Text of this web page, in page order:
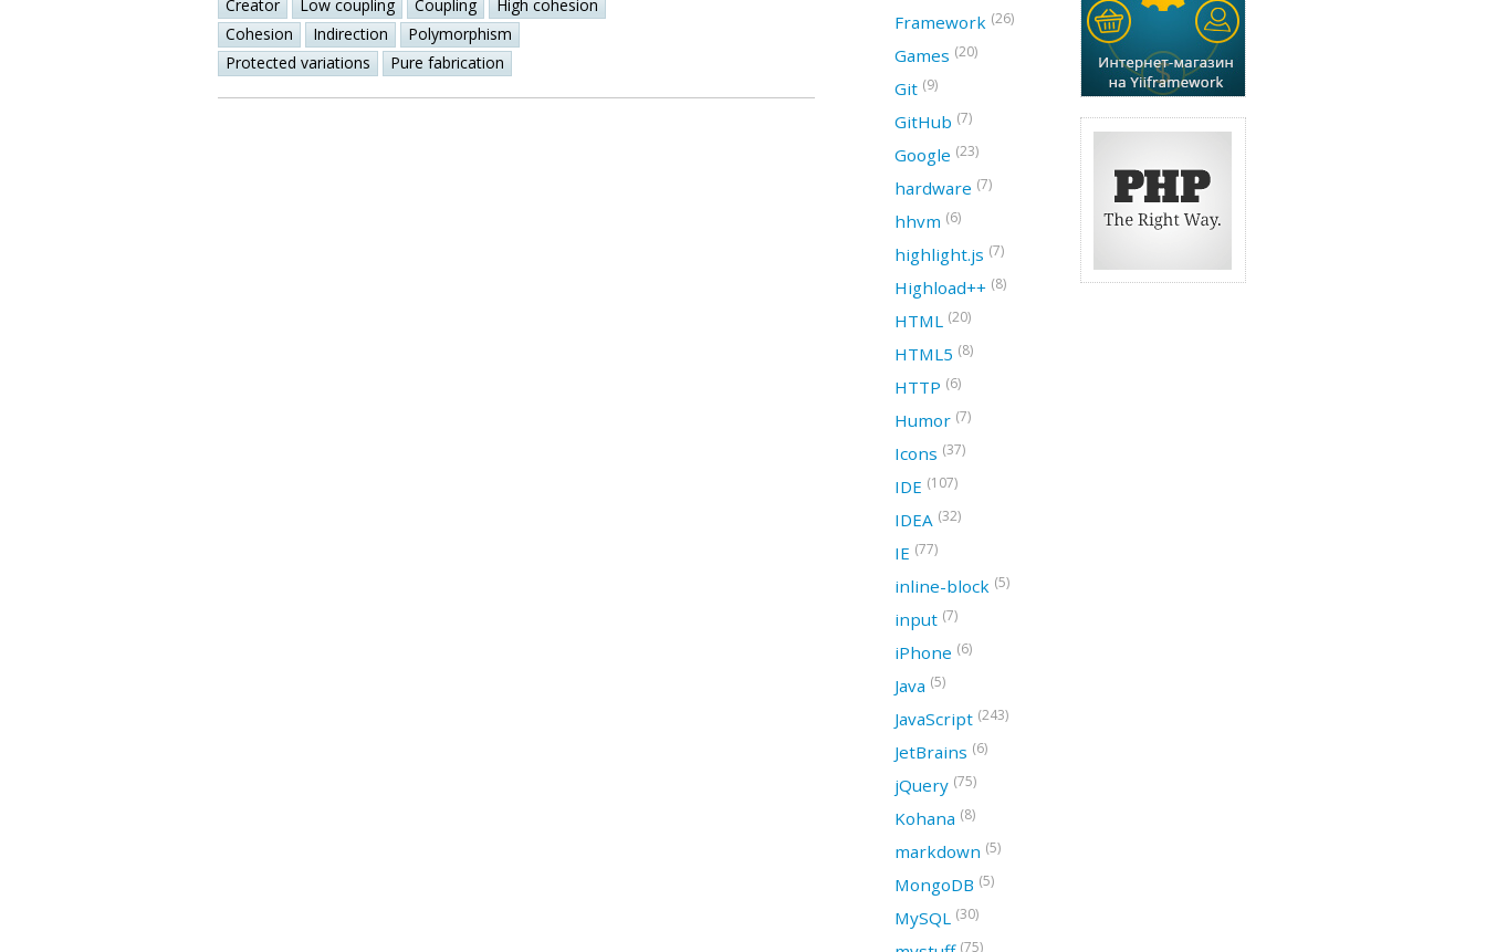
Creator
Low coupling Coupling
High cohesion
Cohesion
Indirection
Polymorphism
Protected variations
Pure fabrication
Framework (26)
Games (20)
Git (9)
GitHub (7)
Google (23)
hardware (7)
hhvm (6)
highlight.js (7)
Highload++ (8)
HTML (20)
HTML5 (8)
HTTP (6)
Humor (7)
Icons (37)
IDE (107)
IDEA (32)
IE (77)
inline-block (5)
input (7)
iPhone (6)
Java (5)
JavaScript (243)
JetBrains (6)
jQuery (75)
Kohana (8)
markdown (5)
MongoDB (5)
MySQL (30)
(75)